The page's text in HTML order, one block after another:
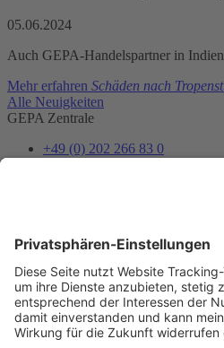
05.06.2024
Auch GEPA-Handelspartner in
Mehr erfahren Schäden nach
Alle Neuigkeiten
GEPA Zentrale
+49 (0) 202 266 83 0
Jetzt abonnieren